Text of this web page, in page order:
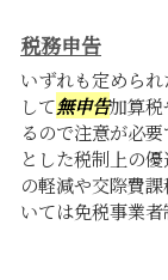
税務申告
いずれも定めら
して無申告加算
るので注意が必
とした税制上の
の軽減や交際費
いては免税事業